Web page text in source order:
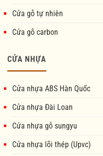
Cửa gỗ tự nhiên
Cửa gỗ carbon
CỬA NHỰA
Cửa nhựa ABS Hàn Quốc
Cửa nhựa Đài Loan
Cửa nhựa gỗ sungyu
Cửa nhựa lõi thép (Upvc)